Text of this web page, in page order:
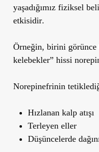
yaşadığımız fiziksel
etkisidir.
Örneğin, birini görünce
kelebekler” hissi
Norepinefrinin
Hızlanan kalp atışı
Terleyen eller
Düşüncelerde